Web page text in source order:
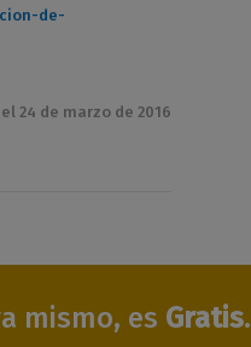
de-
24 de marzo de 2016
mismo, es Gratis.